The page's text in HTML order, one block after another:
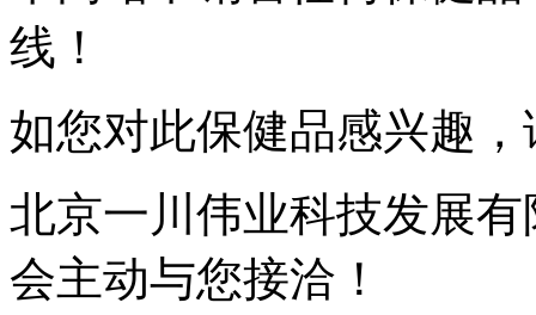
线！
如您对此保健品感兴趣
北京一川伟业科技发展有
会主动与您接洽！